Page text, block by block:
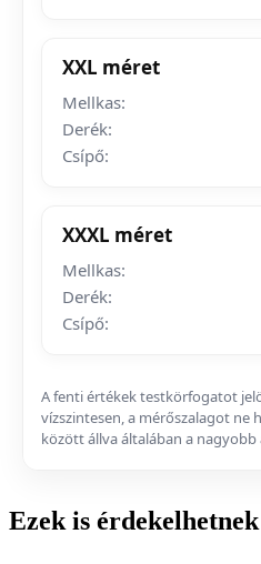
XXL méret
Mellkas:
Derék:
Csípő:
XXXL méret
Mellkas:
Derék:
Csípő:
A fenti értékek testkörfogatot
vízszintesen, a mérőszalagot ne
között állva általában a nagyobb
Ezek is érdekelhetnek